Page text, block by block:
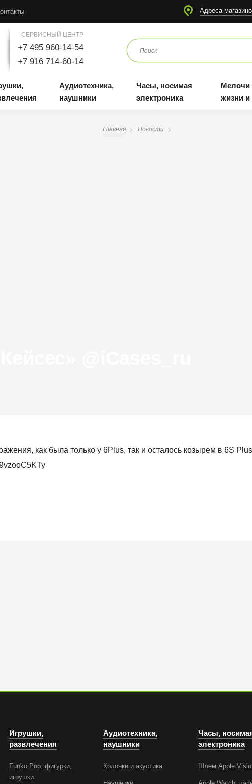
Адреса
СЕРВИСНЫЙ ЦЕНТР
+7 495 960-14-54
+7 916 714-60-14
Аудиотехника,
наушники
Часы, носимая
электроника
Мелочи
жизни
Главная Новости
как была только у 6Plus, так и осталось козырем в 6S
Игрушки,
развлечения
Funko Pop, фигурки,
игрушки
Аудиотехника,
наушники
Колонки и акустика
Часы,
электроника
Шлем Apple